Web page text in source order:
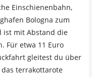
Einschienenbahn,
Bologna zum
ist mit Abstand die
Für etwa 11 Euro
gleitest du über
terrakottarote